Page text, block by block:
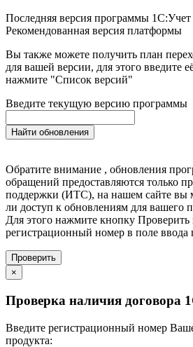
Последняя версия программы
Рекомендованная версия платформы
Вы также можете получить план
для вашей версии, для этого введите
нажмите "Список версий"
Введите текущую версию программы
Обратите внимание , обновления
обращений предоставляются только
поддержки (ИТС), на нашем сайте вы
ли доступ к обновлениям для вашего
Для этого нажмите кнопку Проверить
регистрационный номер в поле ввода
×
Проверка наличия договора
Введите регистрационный номер
продукта: